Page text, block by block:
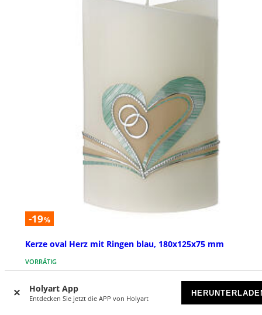
Holyart App
Entdecken Sie jetzt die APP von Holyart
-19%
Kerze oval Herz mit Ringen blau, 180x125x75 mm
VORRÄTIG
€ 39,00 € 47,90